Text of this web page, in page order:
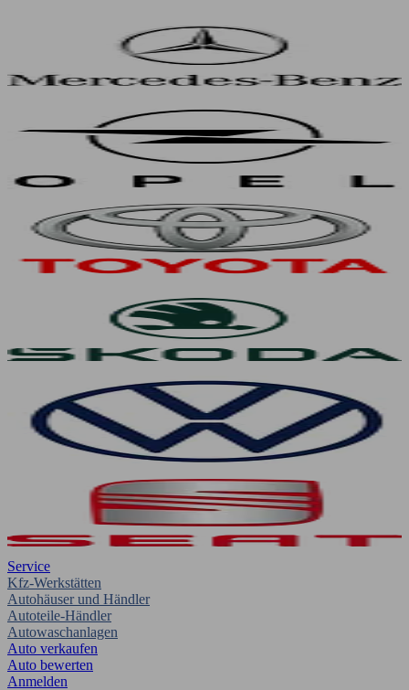
Service
Kfz-Werkstätten
Autohäuser und Händler
Autoteile-Händler
Autowaschanlagen
Auto verkaufen
Auto bewerten
Anmelden